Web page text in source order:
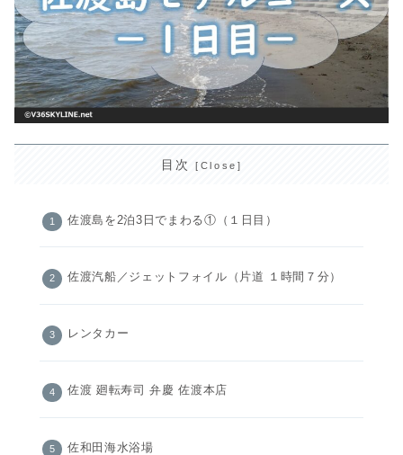
目次
佐渡島を2泊3日でまわる①（１日目）
佐渡汽船／ジェットフォイル（片道 １時間７分）
レンタカー
佐渡 廻転寿司 弁慶 佐渡本店
佐和田海水浴場